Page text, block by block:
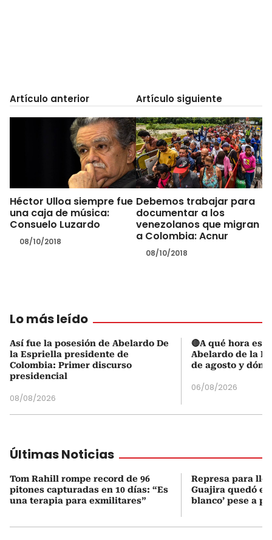
Artículo anterior
Héctor Ulloa siempre fue
una caja de música:
Consuelo Luzardo
08/10/2018
Artículo siguiente
Debemos trabajar para
documentar a los
venezolanos que migran
a Colombia: Acnur
08/10/2018
Lo más leído
Así fue la posesión de Abelardo De
la Espriella presidente de
Colombia: Primer discurso
presidencial
08/08/2026
🔴A qué hora es
Abelardo de la
de agosto y
06/08/2026
Últimas Noticias
Tom Rahill rompe record de 96
pitones capturadas en 10 días: “Es
una terapia para exmilitares”
Represa para
Guajira quedó en
blanco’ pese a